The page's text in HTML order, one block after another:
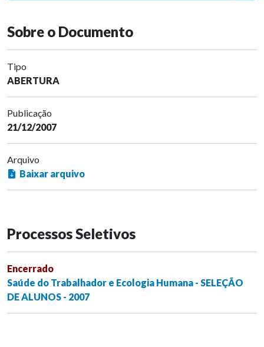
Sobre o Documento
Tipo
ABERTURA
Publicação
21/12/2007
Arquivo
Baixar arquivo
Processos Seletivos
Encerrado
Saúde do Trabalhador e Ecologia Humana - SELEÇÃO
DE ALUNOS - 2007